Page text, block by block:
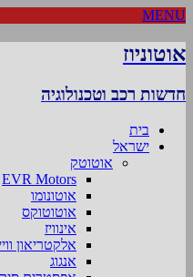
MENU
אוטוניוז
חדשות רכב וטכנולוגיה
בית
ישראל
אוטוטק
EVR Motors
אוטונומו
אוטוטוקס
אינוויז
אלקטריאון
אנגוג